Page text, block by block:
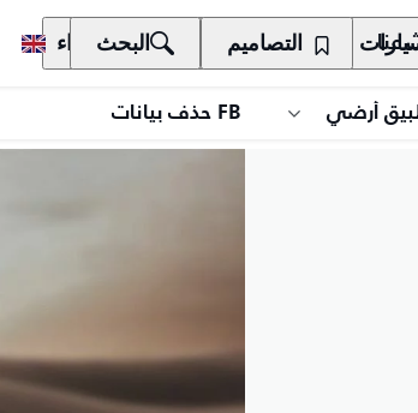
المالكون الاكتشاف الشراء عنا التصاميم البحث
أرضي FB حذف بيانات